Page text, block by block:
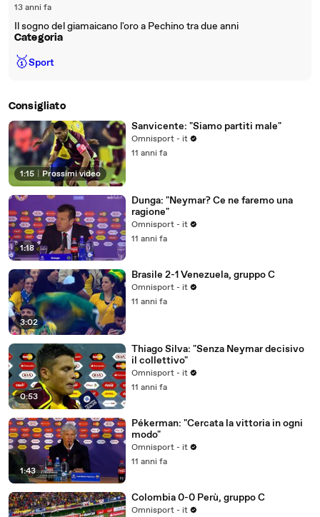
13 anni fa
Il sogno del giamaicano l'oro a Pechino tra due anni
Categoria
🥇Sport
Consigliato
1:15 Prossimi video
Sanvicente: "Siamo partiti male"
Omnisport - it
11 anni fa
1:18
Dunga: "Neymar? Ce ne faremo una
ragione"
Omnisport - it
11 anni fa
3:02
Brasile 2-1 Venezuela, gruppo C
Omnisport - it
11 anni fa
0:53
Thiago Silva: "Senza Neymar decisivo
il collettivo"
Omnisport - it
11 anni fa
1:43
Pékerman: "Cercata la vittoria in ogni
modo"
Omnisport - it
11 anni fa
Colombia 0-0 Perù, gruppo C
Omnisport - it